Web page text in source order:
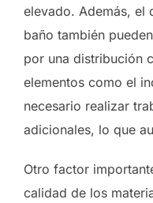
elevado. Además, el
baño también
por una distribución
elementos como el
necesario realizar
adicionales, lo que
Otro factor
calidad de los